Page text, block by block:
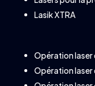
Lasik XTRA
Opération laser
Opération laser